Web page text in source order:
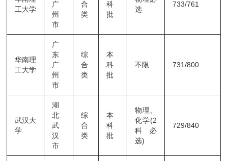
工大学
广
州
市
合
类
科
批
选
733/761
华南理
工大学
广
东
广
州
市
综
合
类
本
科
批
不限 731/800
武汉大
学
湖
北
武
汉
市
综
合
类
本
科
批
物理、
化学(2
科必
选)
729/840